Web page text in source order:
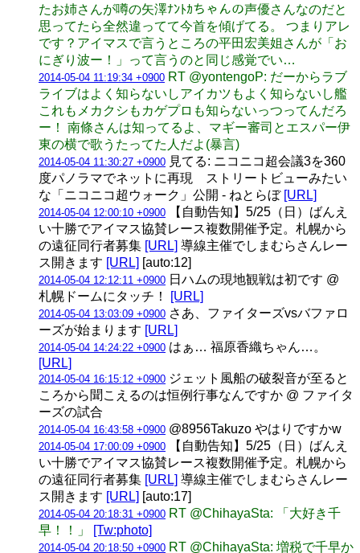
たお姉さんが噂の矢澤ﾅﾝﾄｶちゃんの声優さんなのだと
思ってたら全然違ってて今首を傾げてる。 つまりアレ
です？アイマスで言うところの平田宏美姐さんが「お
にぎり波ー！」って言うのと同じ感覚でい…
2014-05-04 11:19:34 +0900 RT @yontengoP: だーからラブ
ライブはよく知らないしアイカツもよく知らないし艦
これもメカクシもカゲプロも知らないっつってんだろ
ー！ 南條さんは知ってるよ、マギー審司とエスパー伊
東の横で歌うたってた人だよ(暴言)
2014-05-04 11:30:27 +0900 見てる: ニコニコ超会議3を360
度パノラマでネットに再現 ストリートビューみたい
な「ニコニコ超ウォーク」公開 - ねとらぼ [URL]
2014-05-04 12:00:10 +0900 【自動告知】5/25（日）ばんえ
い十勝でアイマス協賛レース複数開催予定。札幌から
の遠征同行者募集 [URL] 導線主催でしまむらさんレー
ス開きます [URL] [auto:12]
2014-05-04 12:12:11 +0900 日ハムの現地観戦は初です @
札幌ドームにタッチ！
[URL]
2014-05-04 13:03:09 +0900 さあ、ファイターズvsバファロ
ーズが始まります [URL]
2014-05-04 14:24:22 +0900 はぁ… 福原香織ちゃん…。
[URL]
2014-05-04 16:15:12 +0900 ジェット風船の破裂音が至ると
ころから聞こえるのは恒例行事なんですか @ ファイタ
ーズの試合
2014-05-04 16:43:58 +0900 @8956Takuzo やはりですかw
2014-05-04 17:00:09 +0900 【自動告知】5/25（日）ばんえ
い十勝でアイマス協賛レース複数開催予定。札幌から
の遠征同行者募集 [URL] 導線主催でしまむらさんレー
ス開きます [URL] [auto:17]
2014-05-04 20:18:31 +0900 RT @ChihayaSta: 「大好き千
早！！」
[Tw:photo]
2014-05-04 20:18:50 +0900 RT @ChihayaSta: 増税で千早か